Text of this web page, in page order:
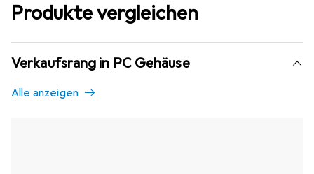
Produkte vergleichen
Verkaufsrang in PC Gehäuse
Alle anzeigen